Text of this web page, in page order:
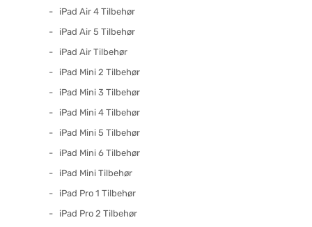
iPad Air 4 Tilbehør
iPad Air 5 Tilbehør
iPad Air Tilbehør
iPad Mini 2 Tilbehør
iPad Mini 3 Tilbehør
iPad Mini 4 Tilbehør
iPad Mini 5 Tilbehør
iPad Mini 6 Tilbehør
iPad Mini Tilbehør
iPad Pro 1 Tilbehør
iPad Pro 2 Tilbehør